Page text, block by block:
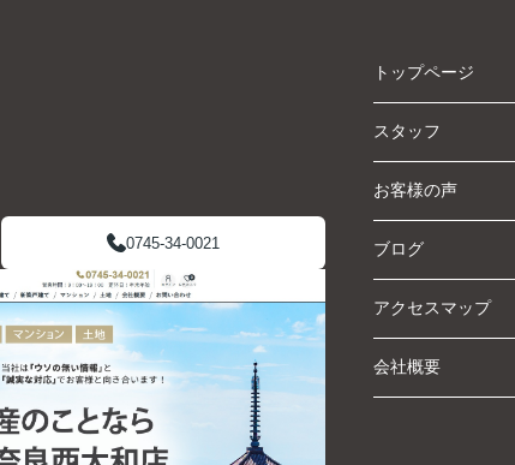
0745-34-0021
トップページ
スタッフ
お客様の声
ブログ
アクセスマップ
会社概要